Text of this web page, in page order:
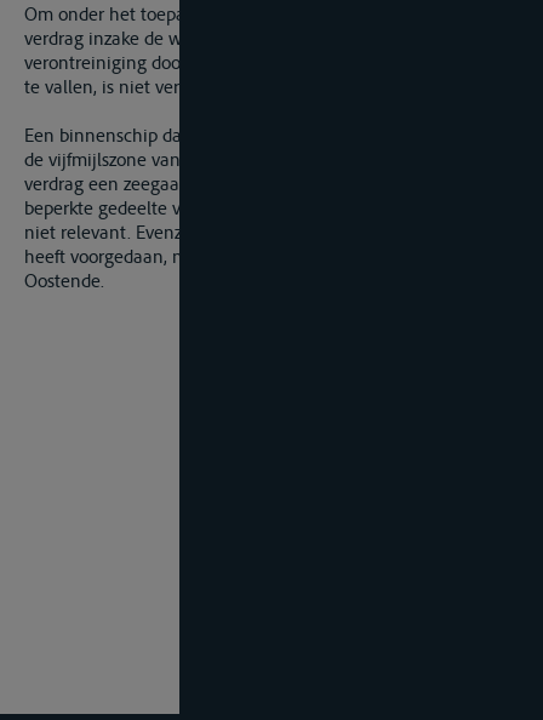
Om onder het toepassingsgebied van het Internationaal
verdrag inzake de wettelijke aansprakelijkheid voor
verontreiniging door olie door tankers, kortweg CLC verdrag,
te vallen, is niet vereist dat het schip een zeeschip is.
Een binnenschip dat toegelaten is tot estuaire vaart binnen
de vijfmijlszone van de kust is voor de toepassing van dit
verdrag een zeegaand schip. Dat het schip slechts een
beperkte gedeelte van zijn exploitatietijd estuair zou varen, is
niet relevant. Evenzeer is niet relevant dat de schade zich
heeft voorgedaan, niet op zee, maar in de haven van
Oostende.